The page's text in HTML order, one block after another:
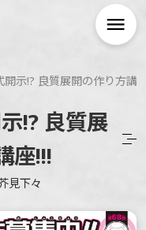
示!? 良質展開の作り方講
!? 良質展
座!!!
見下々